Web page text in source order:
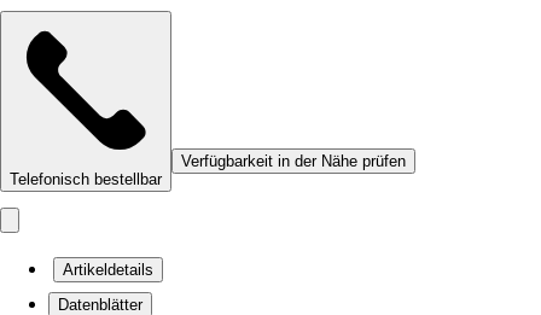
Telefonisch bestellbar
Verfügbarkeit in der Nähe prüfen
Artikeldetails
Datenblätter